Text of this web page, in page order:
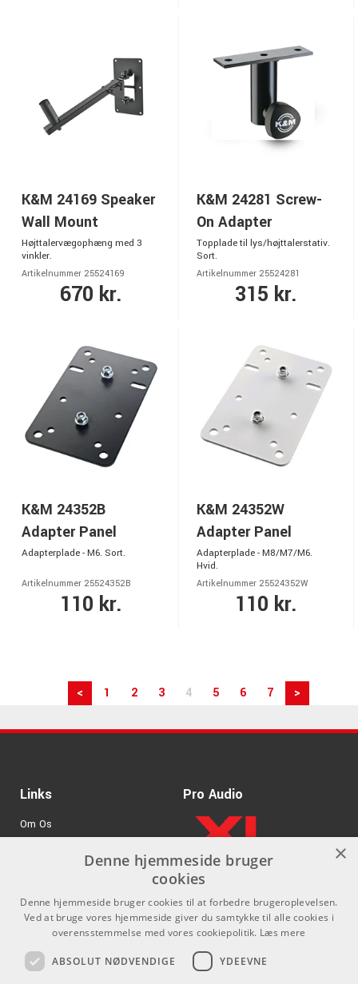
K&M 24169 Speaker
Wall Mount
Højttalervægophæng med 3
vinkler.
Artikelnummer 25524169
670 kr.
K&M 24281 Screw-
On Adapter
Topplade til lys/højttalerstativ.
Sort.
Artikelnummer 25524281
315 kr.
K&M 24352B
Adapter Panel
Adapterplade - M6. Sort.
Artikelnummer 25524352B
110 kr.
K&M 24352W
Adapter Panel
Adapterplade - M8/M7/M6.
Hvid.
Artikelnummer 25524352W
110 kr.
< 1 2 3 4 5 6 7 >
Links
Om Os
GDPR & Cookies
Pro Audio
.
Kontakt Sociale medier
×
Denne hjemmeside bruger
cookies
Denne hjemmeside bruger cookies til at forbedre brugeroplevelsen.
Ved at bruge vores hjemmeside giver du samtykke til alle cookies i
overensstemmelse med vores cookiepolitik. Læs mere
ABSOLUT NØDVENDIGE YDEEVNE